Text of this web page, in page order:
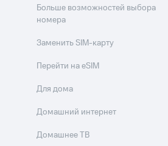
Больше возможностей выбора
номера
Заменить SIM-карту
Перейти на eSIM
Для дома
Домашний интернет
Домашнее ТВ